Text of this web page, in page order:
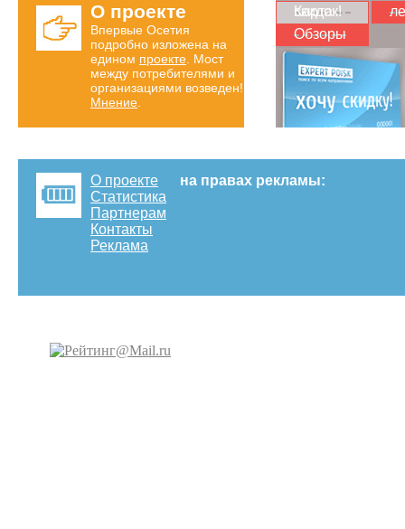
О проекте
Впервые Осетия
подробно изложена на
едином проекте . Мост
между потребителями и
организациями возведен!
Мнение
Карта скидок!
Обзоры
О проекте
Статистика
Партнерам
Контакты
Реклама
на правах рекламы: